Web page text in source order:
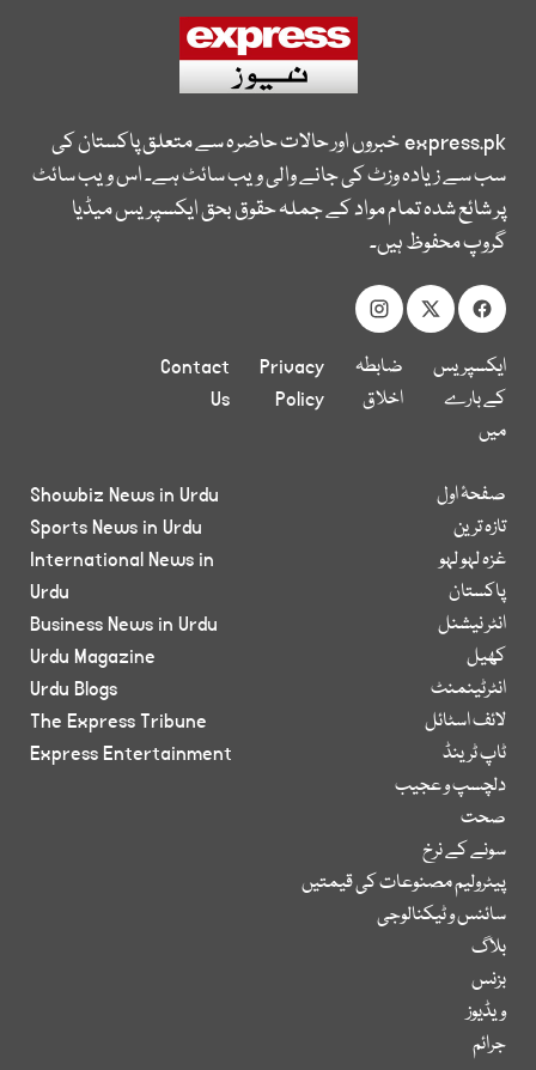
express.pkخبروں اور حالات حاضرہ سے متعلق پاکستان کی
سب سے زیادہ وزٹ کی جانے والی ویب سائٹ ہے۔ اس ویب سائٹ
پر شائع شدہ تمام مواد کے جملہ حقوق بحق ایکسپریس میڈیا
گروپ محفوظ ہیں۔
ایکسپریس
کے بارے
میں
ضابطہ
اخلاق
Privacy
Policy
Contact
Us
صفحۂ اول
تازہ ترین
غزہ لہو لہو
پاکستان
انٹر نیشنل
کھیل
انٹرٹینمنٹ
لائف اسٹائل
ٹاپ ٹرینڈ
دلچسپ و عجیب
صحت
سونے کے نرخ
پیٹرولیم مصنوعات کی قیمتیں
سائنس و ٹیکنالوجی
بلاگ
بزنس
ویڈیوز
جرائم
Showbiz News in Urdu
Sports News in Urdu
International News in
Urdu
Business News in Urdu
Urdu Magazine
Urdu Blogs
The Express Tribune
Express Entertainment